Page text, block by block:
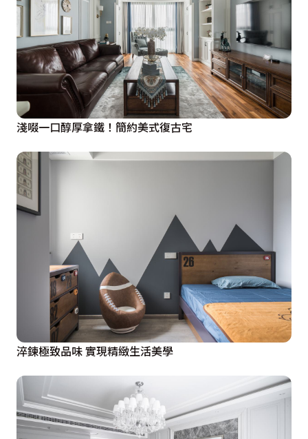
淺啜一口醇厚拿鐵！簡約美式復古宅
淬鍊極致品味 實現精緻生活美學